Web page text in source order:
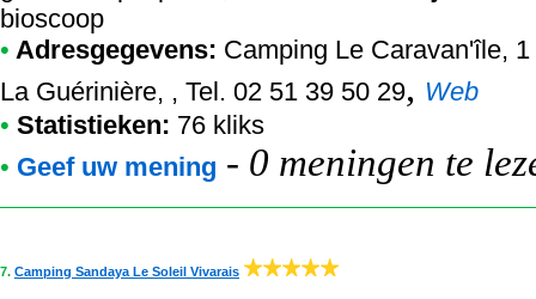
bioscoop
• Adresgegevens: Camping Le Caravan'île,
La Guérinière, , Tel. 02 51 39 50 29, Web
• Statistieken: 76 kliks
• Geef uw mening - 0 meningen te
7. Camping Sandaya Le Soleil Vivarais